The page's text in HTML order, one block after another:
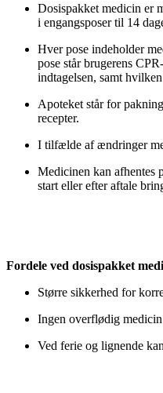
Dosispakket medicin er
i engangsposer til 14
Hver pose indeholder
pose står brugerens
indtagelsen, samt
Apoteket står for
recepter.
I tilfælde af ændringer
Medicinen kan afhentes
start eller efter aftale
Fordele ved dosispakket
Større sikkerhed for
Ingen overflødig
Ved ferie og lignende